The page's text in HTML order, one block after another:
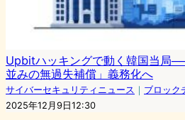
Upbitハッキングで動く韓国当局
並みの無過失補償」義務化へ
サイバーセキュリティニュース ｜ ブロック
2025年12月9日12:30